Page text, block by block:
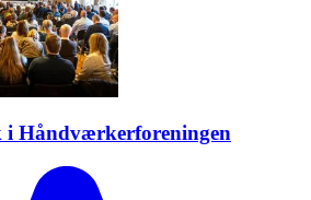
Håndværkerforeningen